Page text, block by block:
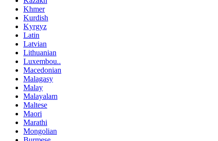
Khmer
Kurdish
Kyrgyz
Latin
Latvian
Lithuanian
Luxembou..
Macedonian
Malagasy
Malay
Malayalam
Maltese
Maori
Marathi
Mongolian